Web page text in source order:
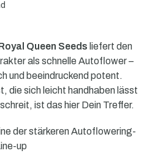
Queen Seeds liefert den
als schnelle Autoflower –
und beeindruckend potent.
die sich leicht handhaben lässt
ist das hier Dein Treffer.
der stärkeren Autoflowering-
up